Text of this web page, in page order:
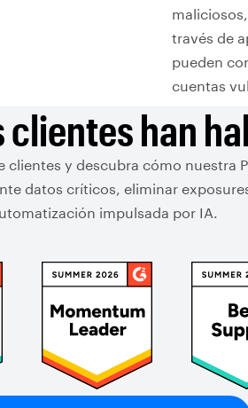
través de
pueden
cuentas
clientes han
y descubra cómo nuestra
datos críticos, eliminar
impulsada por IA.